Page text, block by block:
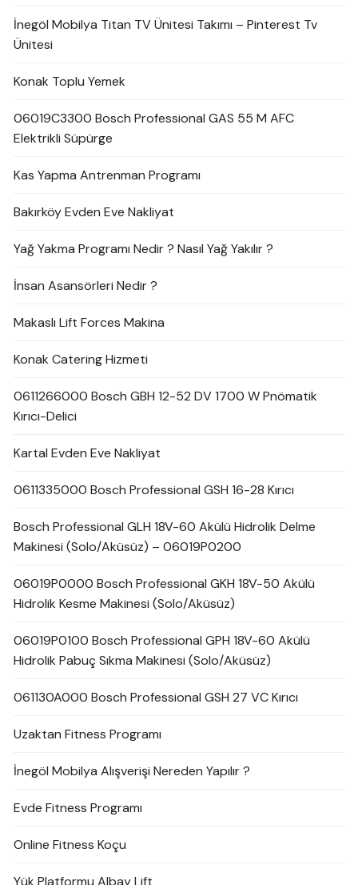
İnegöl Mobilya Titan TV Ünitesi Takımı – Pinterest Tv
Ünitesi
Konak Toplu Yemek
06019C3300 Bosch Professional GAS 55 M AFC
Elektrikli Süpürge
Kas Yapma Antrenman Programı
Bakırköy Evden Eve Nakliyat
Yağ Yakma Programı Nedir ? Nasıl Yağ Yakılır ?
İnsan Asansörleri Nedir ?
Makaslı Lift Forces Makina
Konak Catering Hizmeti
0611266000 Bosch GBH 12-52 DV 1700 W Pnömatik
Kırıcı-Delici
Kartal Evden Eve Nakliyat
0611335000 Bosch Professional GSH 16-28 Kırıcı
Bosch Professional GLH 18V-60 Akülü Hidrolik Delme
Makinesi (Solo/Aküsüz) – 06019P0200
06019P0000 Bosch Professional GKH 18V-50 Akülü
Hidrolik Kesme Makinesi (Solo/Aküsüz)
06019P0100 Bosch Professional GPH 18V-60 Akülü
Hidrolik Pabuç Sıkma Makinesi (Solo/Aküsüz)
061130A000 Bosch Professional GSH 27 VC Kırıcı
Uzaktan Fitness Programı
İnegöl Mobilya Alışverişi Nereden Yapılır ?
Evde Fitness Programı
Online Fitness Koçu
Yük Platformu Albay Lift